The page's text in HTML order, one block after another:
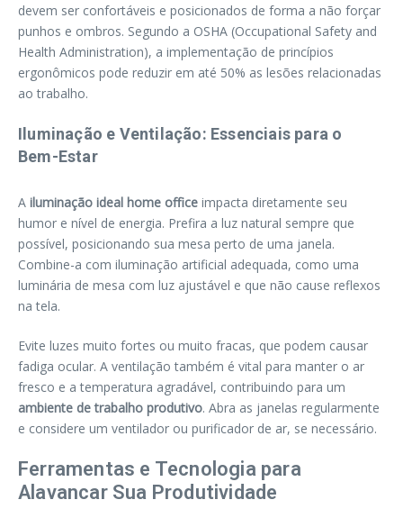
devem ser confortáveis e posicionados de forma a não forçar
punhos e ombros. Segundo a OSHA (Occupational Safety and
Health Administration), a implementação de princípios
ergonômicos pode reduzir em até 50% as lesões relacionadas
ao trabalho.
Iluminação e Ventilação: Essenciais para o
Bem-Estar
A iluminação ideal home office impacta diretamente seu
humor e nível de energia. Prefira a luz natural sempre que
possível, posicionando sua mesa perto de uma janela.
Combine-a com iluminação artificial adequada, como uma
luminária de mesa com luz ajustável e que não cause reflexos
na tela.
Evite luzes muito fortes ou muito fracas, que podem causar
fadiga ocular. A ventilação também é vital para manter o ar
fresco e a temperatura agradável, contribuindo para um
ambiente de trabalho produtivo. Abra as janelas regularmente
e considere um ventilador ou purificador de ar, se necessário.
Ferramentas e Tecnologia para
Alavancar Sua Produtividade